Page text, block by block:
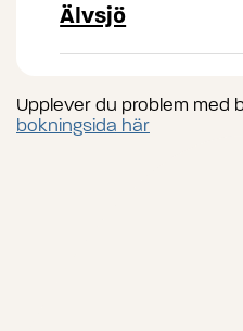
Älvsjö
Upplever du problem med
bokningsida här